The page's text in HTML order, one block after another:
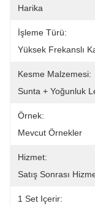
Harika
İşleme Türü:
Yüksek Frekanslı
Kesme Malzemesi:
Sunta + Yoğunluk
Örnek:
Mevcut Örnekler
Hizmet:
Satış Sonrası
1 Set Içerir: